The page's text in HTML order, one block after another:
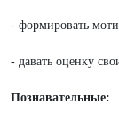
- формировать
- давать оценку
Познавательные: